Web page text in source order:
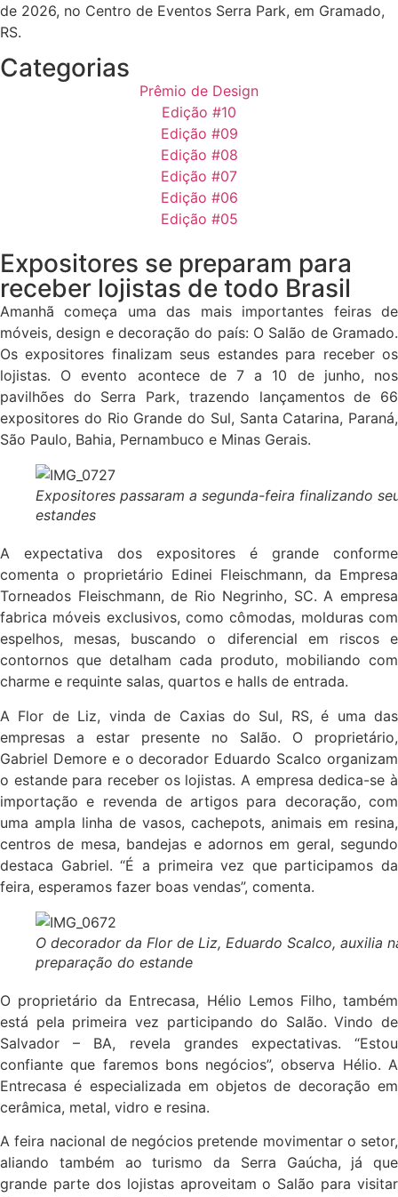
de 2026, no Centro de Eventos Serra Park, em Gramado,
RS.
Categorias
Prêmio de Design
Edição #10
Edição #09
Edição #08
Edição #07
Edição #06
Edição #05
Expositores se preparam para
receber lojistas de todo Brasil
Amanhã começa uma das mais importantes feiras de
móveis, design e decoração do país: O Salão de Gramado.
Os expositores finalizam seus estandes para receber os
lojistas. O evento acontece de 7 a 10 de junho, nos
pavilhões do Serra Park, trazendo lançamentos de 66
expositores do Rio Grande do Sul, Santa Catarina, Paraná,
São Paulo, Bahia, Pernambuco e Minas Gerais.
Expositores passaram a segunda-feira finalizando
estandes
A expectativa dos expositores é grande conforme
comenta o proprietário Edinei Fleischmann, da Empresa
Torneados Fleischmann, de Rio Negrinho, SC. A empresa
fabrica móveis exclusivos, como cômodas, molduras com
espelhos, mesas, buscando o diferencial em riscos e
contornos que detalham cada produto, mobiliando com
charme e requinte salas, quartos e halls de entrada.
A Flor de Liz, vinda de Caxias do Sul, RS, é uma das
empresas a estar presente no Salão. O proprietário,
Gabriel Demore e o decorador Eduardo Scalco organizam
o estande para receber os lojistas. A empresa dedica-se à
importação e revenda de artigos para decoração, com
uma ampla linha de vasos, cachepots, animais em resina,
centros de mesa, bandejas e adornos em geral, segundo
destaca Gabriel. “É a primeira vez que participamos da
feira, esperamos fazer boas vendas”, comenta.
O decorador da Flor de Liz, Eduardo Scalco, auxilia
preparação do estande
O proprietário da Entrecasa, Hélio Lemos Filho, também
está pela primeira vez participando do Salão. Vindo de
Salvador – BA, revela grandes expectativas. “Estou
confiante que faremos bons negócios”, observa Hélio. A
Entrecasa é especializada em objetos de decoração em
cerâmica, metal, vidro e resina.
A feira nacional de negócios pretende movimentar o setor,
aliando também ao turismo da Serra Gaúcha, já que
grande parte dos lojistas aproveitam o Salão para visitar